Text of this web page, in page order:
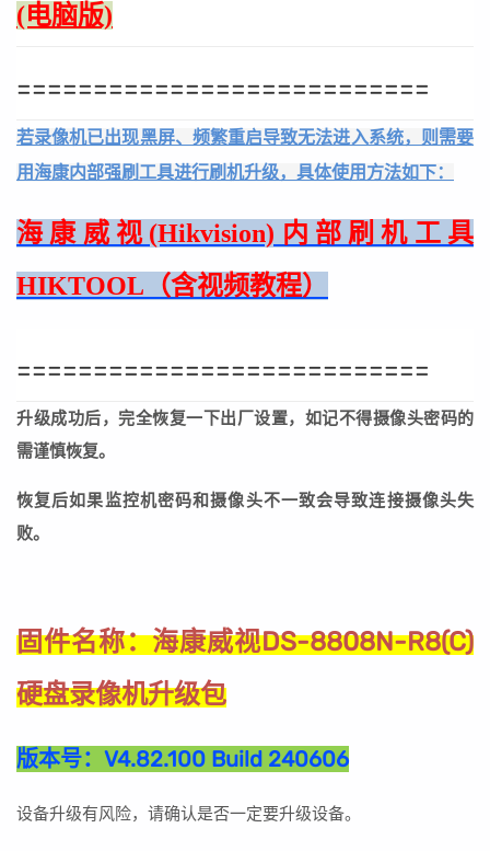
(电脑版)
===========================
若录像机已出现黑屏、频繁重启导致无法进入系统，则需要
用海康内部强刷工具进行刷机升级，具体使用方法如下：
海康威视(Hikvision)内部刷机工具
HIKTOOL（含视频教程）
===========================
升级成功后，完全恢复一下出厂设置，如记不得摄像头密码的
需谨慎恢复。
恢复后如果监控机密码和摄像头不一致会导致连接摄像头失
败。
固件名称：海康威视DS-8808N-R8(C)
硬盘录像机升级包
版本号： V4.82.100 Build 240606
设备升级有风险，请确认是否一定要升级设备。